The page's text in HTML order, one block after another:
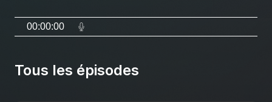
00:00:00
Tous les épisodes